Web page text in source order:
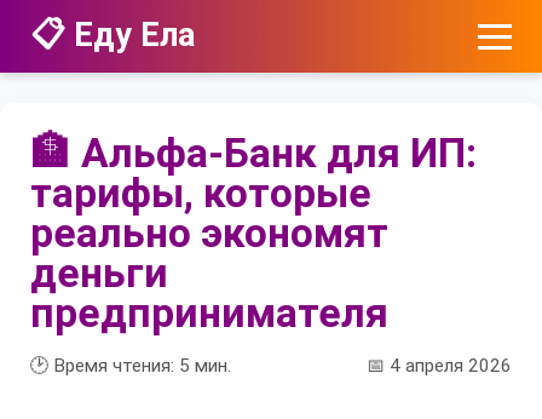
📋 Еду Ела
🏦 Альфа-Банк для ИП:
тарифы, которые
реально экономят
деньги
предпринимателя
🕑 Время чтения: 5 мин. 📅 4 апреля 2026